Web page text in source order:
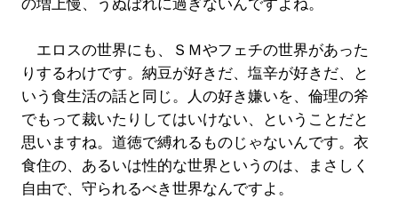
の増上慢、うぬぼれに過ぎないんですよね。
エロスの世界にも、ＳＭやフェチの世界があった
りするわけです。納豆が好きだ、塩辛が好きだ、と
いう食生活の話と同じ。人の好き嫌いを、倫理の斧
でもって裁いたりしてはいけない、ということだと
思いますね。道徳で縛れるものじゃないんです。衣
食住の、あるいは性的な世界というのは、まさしく
自由で、守られるべき世界なんですよ。